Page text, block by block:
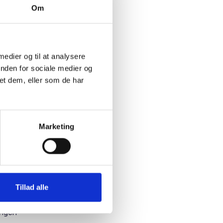
Om
og til at analysere
for sociale medier og
dem, eller som de har
Marketing
Tillad alle
Der